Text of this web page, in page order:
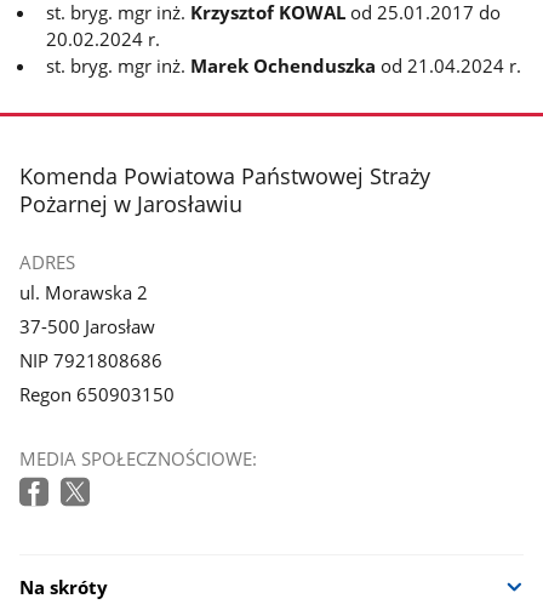
st. bryg. mgr inż. Krzysztof KOWALod 25.01.2017 do
20.02.2024 r.
st. bryg. mgr inż. Marek Ochenduszkaod 21.04.2024 r.
stopka
Komenda Powiatowa Państwowej Straży
Pożarnej w Jarosławiu
ADRES
ul. Morawska 2
37-500 Jarosław
NIP 7921808686
Regon 650903150
MEDIA SPOŁECZNOŚCIOWE:
Na skróty